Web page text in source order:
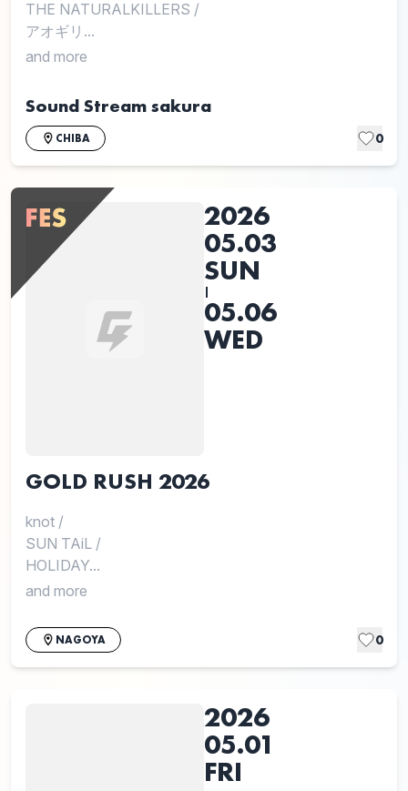
THE NATURALKILLERS /
アオギリ...
and more
Sound Stream sakura
CHIBA 0
2026
05.03
SUN
|
05.06
WED
GOLD RUSH 2026
knot /
SUN TAiL /
HOLIDAY...
and more
NAGOYA 0
2026
05.01
FRI